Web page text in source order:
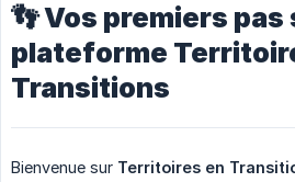
👣 Vos premiers pas
plateforme
Transitions
Bienvenue sur Territoires en